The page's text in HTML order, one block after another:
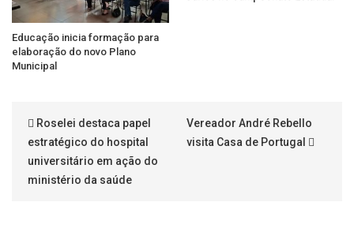
Educação inicia formação para
elaboração do novo Plano
Municipal
Roselei destaca papel
estratégico do hospital
universitário em ação do
ministério da saúde
Vereador André Rebello
visita Casa de Portugal